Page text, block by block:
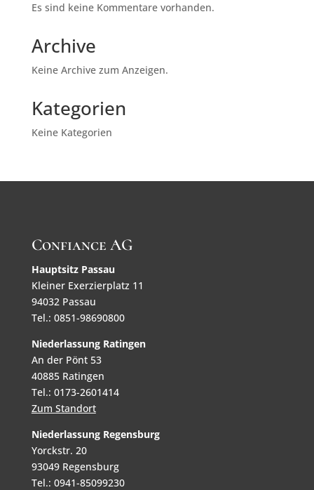
Es sind keine Kommentare vorhanden.
Archive
Keine Archive zum Anzeigen.
Kategorien
Keine Kategorien
Confiance AG
Hauptsitz Passau
Kleiner Exerzierplatz 11
94032 Passau
Tel.: 0851-98690800
Niederlassung Ratingen
An der Pönt 53
40885 Ratingen
Tel.: 0173-2601414
Zum Standort
Niederlassung Regensburg
Yorckstr. 20
93049 Regensburg
Tel.: 0941-85099230